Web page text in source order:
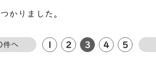
かりました。
件へ 1 2 3 4 5